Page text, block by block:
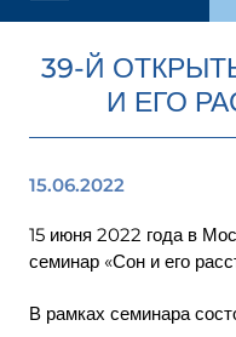
39-Й
И ЕГО
15.06.2022
15 июня 2022 года в
семинар «Сон и его
В рамках семинара